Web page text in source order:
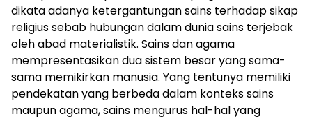
dikata adanya ketergantungan sains terhadap sikap
religius sebab hubungan dalam dunia sains terjebak
oleh abad materialistik. Sains dan agama
mempresentasikan dua sistem besar yang sama-
sama memikirkan manusia. Yang tentunya memiliki
pendekatan yang berbeda dalam konteks sains
maupun agama, sains mengurus hal-hal yang